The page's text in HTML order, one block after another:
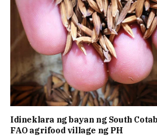
Idineklara ng bayan ng South
FAO agrifood village ng PH